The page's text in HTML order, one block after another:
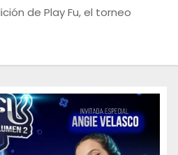
de Play Fu, el torneo